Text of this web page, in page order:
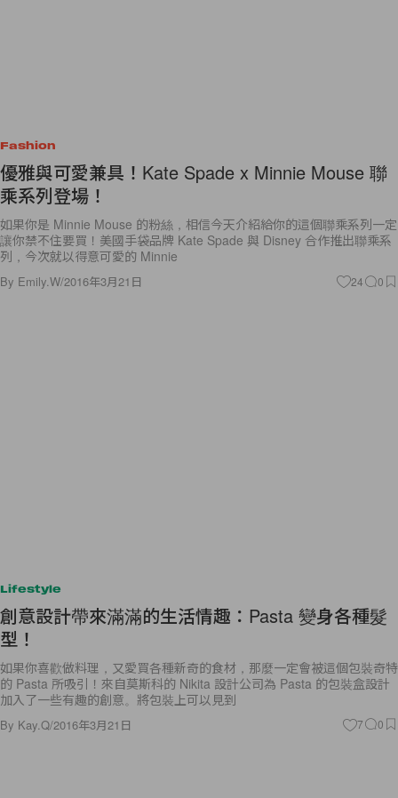
Fashion
優雅與可愛兼具！Kate Spade x Minnie Mouse 聯
乘系列登場！
如果你是 Minnie Mouse 的粉絲，相信今天介紹給你的這個聯乘系列一定
讓你禁不住要買！美國手袋品牌 Kate Spade 與 Disney 合作推出聯乘系
列，今次就以得意可愛的 Minnie
By Emily.W/2016年3月21日 24 0
Lifestyle
創意設計帶來滿滿的生活情趣：Pasta 變身各種髮
型！
如果你喜歡做料理，又愛買各種新奇的食材，那麼一定會被這個包裝奇特
的 Pasta 所吸引！來自莫斯科的 Nikita 設計公司為 Pasta 的包裝盒設計
加入了一些有趣的創意。將包裝上可以見到
By Kay.Q/2016年3月21日 7 0